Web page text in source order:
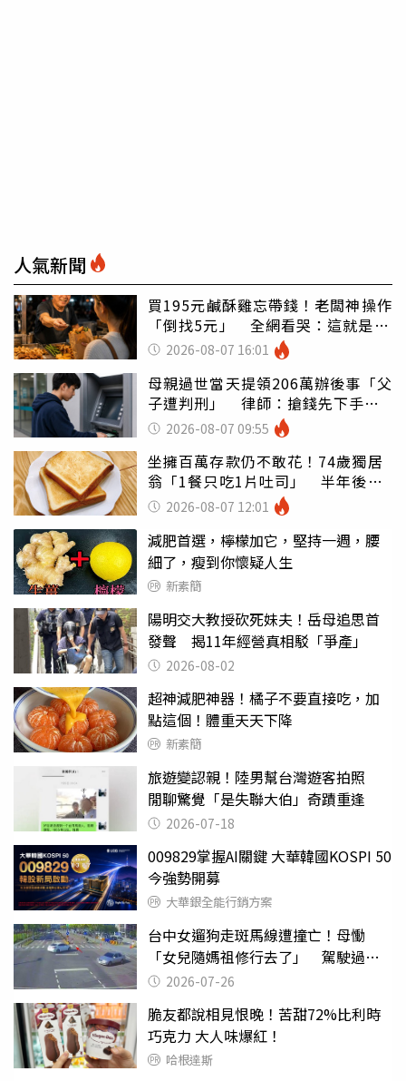
人氣新聞
買195元鹹酥雞忘帶錢！老闆神操作
「倒找5元」 全網看哭：這就是台
灣 2026-08-07 16:01
母親過世當天提領206萬辦後事「父
子遭判刑」 律師：搶錢先下手是
罪 2026-08-07 09:55
坐擁百萬存款仍不敢花！74歲獨居
翁「1餐只吃1片吐司」 半年後暴
瘦嚇壞女兒
2026-08-07 12:01
減肥首選，檸檬加它，堅持一週，腰
細了，瘦到你懷疑人生
新素簡
陽明交大教授砍死妹夫！岳母追思首
發聲 揭11年經營真相駁「爭產」
2026-08-02
超神減肥神器！橘子不要直接吃，加
點這個！體重天天下降
新素簡
旅遊變認親！陸男幫台灣遊客拍照
閒聊驚覺「是失聯大伯」奇蹟重逢
2026-07-18
009829掌握AI關鍵 大華韓國KOSPI 50
今強勢開募
大華銀全能行銷方案
台中女遛狗走斑馬線遭撞亡！母慟
「女兒隨媽祖修行去了」 駕駛過失
致死判9月
2026-07-26
脆友都說相見恨晚！苦甜72%比利時
巧克力 大人味爆紅！
哈根達斯